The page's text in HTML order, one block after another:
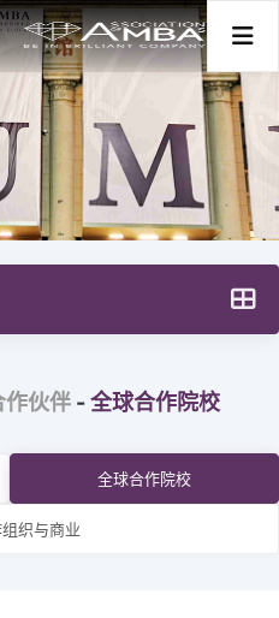
作伙伴 -全球合作院校
全球合作院校
织与商业